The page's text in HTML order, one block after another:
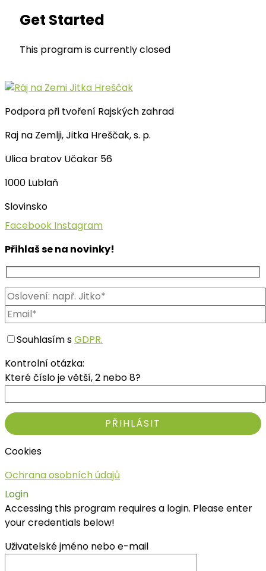
Get Started
This program is currently closed
Podpora při tvoření Rajských zahrad
Raj na Zemlji, Jitka Hreščak, s. p.
Ulica bratov Učakar 56
1000 Lublaň
Slovinsko
Facebook Instagram
Přihlaš se na novinky!
Souhlasím sGDPR.
Kontrolní otázka:
Které číslo je větší, 2 nebo 8?
Cookies
Ochrana osobních údajů
Login
Accessing this program requires a login. Please enter
your credentials below!
Uživatelské jméno nebo e-mail